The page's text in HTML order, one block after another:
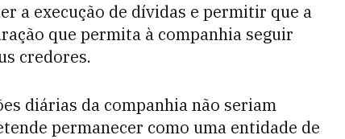
a execução de dívidas e permitir que a
que permita à companhia seguir
credores.
diárias da companhia não seriam
permanecer como uma entidade de